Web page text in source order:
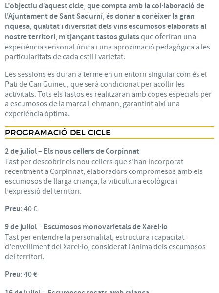
L’objectiu d’aquest cicle, que compta amb la col·laboració de
l'Ajuntament de Sant Sadurní, és donar a conèixer la gran
riquesa, qualitat i diversitat dels vins escumosos elaborats al
nostre territori, mitjançant tastos guiatsque oferiran una
experiència sensorial única i una aproximació pedagògica a les
particularitats de cada estil i varietat.
Les sessions es duran a terme en un entorn singular com és el
Pati de Can Guineu, que serà condicionat per acollir les
activitats. Tots els tastos es realitzaran amb copes especials per
a escumosos de la marca Lehmann, garantint així una
experiència òptima.
PROGRAMACIÓ DEL CICLE
2 de juliol– Els nous cellers deCorpinnat
Tast per descobrir els nou cellers que s’han incorporat
recentment a Corpinnat, elaboradors compromesos amb els
escumosos de llarga criança, la viticultura ecològica i
l’expressió del territori.
Preu: 40 €
9 de juliol– Escumosos monovarietals de Xarel·lo
Tast per entendre la personalitat, estructura i capacitat
d’envelliment del Xarel·lo, considerat l’ànima dels escumosos
del territori.
Preu: 40 €